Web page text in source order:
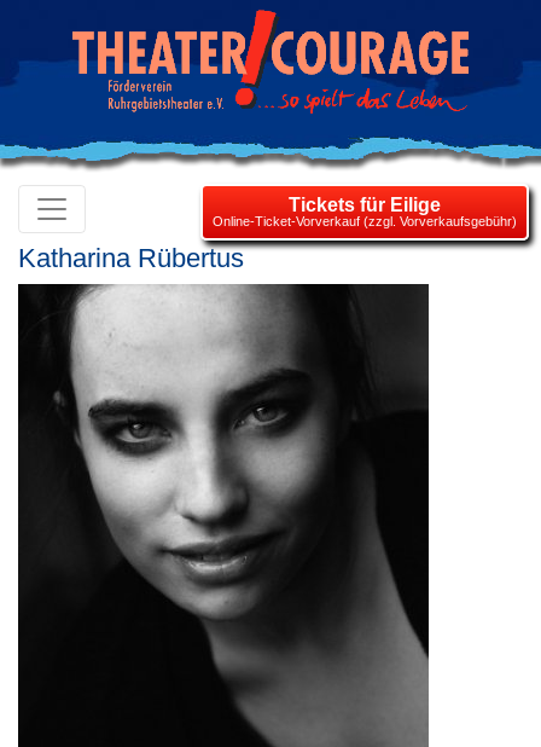
Tickets für Eilige
Online-Ticket-Vorverkauf (zzgl. Vorverkaufsgebühr)
Ka­tha­ri­na Rüber­tus